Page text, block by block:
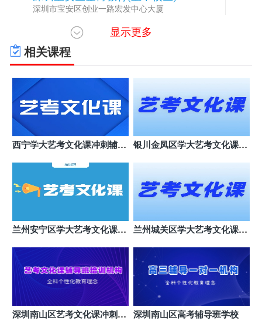
深圳市宝安区创业一路宏发中心大厦
深圳龙岗区金博教育(龙岗校区)
深圳市龙岗区龙翔大道万科大厦
广州黄埔区金博辅导(香雪校区)
广州市黄埔区科学城开创大道荔红二路10号飞晟汇B
广州白云区金博辅导(京溪校区)
广州市白云区白灰场路1号京隆大厦
9 广州荔湾区金博辅导(广雅校区)
广州市黄埔区大沙地东319号(大沙东地铁站A口步行
东莞市东城区时尚电器（东城中路店）
东莞虎门镇金博中高考辅导(虎门万达校
东莞市虎门镇博涌社区连升北路288号新虎威大厦
13 东莞东城区金博中高考辅导(东城校区)
东莞市东城石井众湟财富大厦
显示更多
相关课程
西宁学大艺考文化课冲刺辅导
银川金凤区学大艺考文化课机
兰州安宁区学大艺考文化课培
兰州城关区学大艺考文化课班
深圳南山区艺考文化课冲刺封 深圳南山区高考辅导班学校